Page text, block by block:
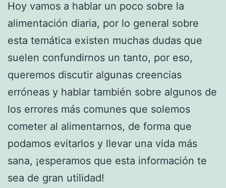
Hoy vamos a hablar un poco sobre la
alimentación diaria, por lo general sobre
esta temática existen muchas dudas que
suelen confundirnos un tanto, por eso,
queremos discutir algunas creencias
erróneas y hablar también sobre algunos de
los errores más comunes que solemos
cometer al alimentarnos, de forma que
podamos evitarlos y llevar una vida más
sana, ¡esperamos que esta información te
sea de gran utilidad!